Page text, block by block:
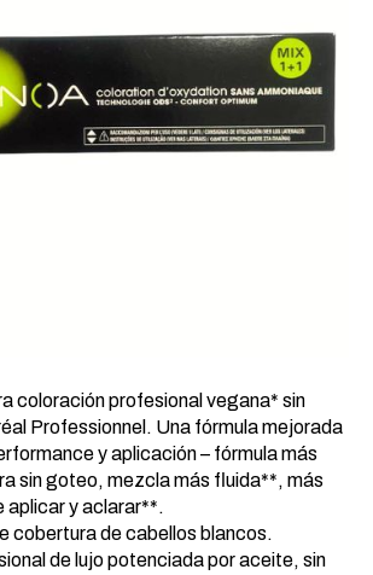
coloración profesional vegana* sin
Professionnel. Una fórmula mejorada
y aplicación – fórmula más
sin goteo, mezcla más fluida**, más
aplicar y aclarar**.
cobertura de cabellos blancos.
de lujo potenciada por aceite, sin